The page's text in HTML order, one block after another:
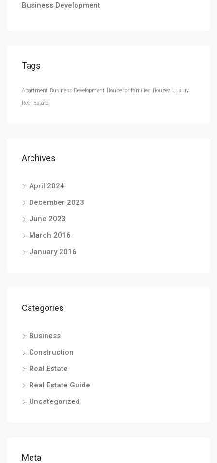
Business Development
Tags
Apartment Business Development House for families Houzez Luxury
Real Estate
Archives
April 2024
December 2023
June 2023
March 2016
January 2016
Categories
Business
Construction
Real Estate
Real Estate Guide
Uncategorized
Meta